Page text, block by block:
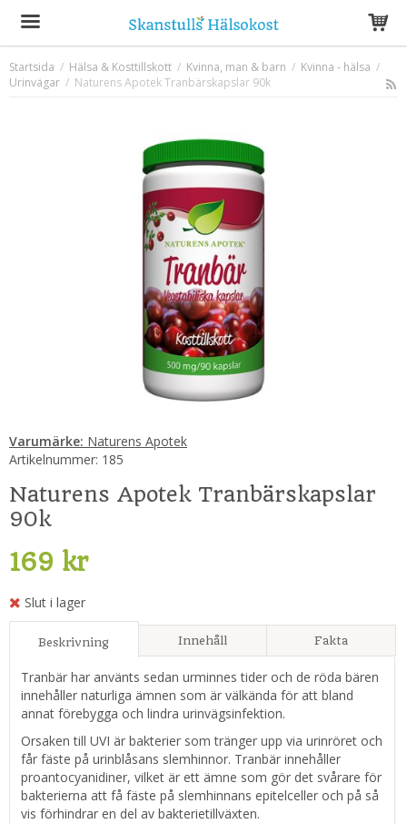
Produkten har blivit tillagd i varukorgen
Startsida / Hälsa & Kosttillskott / Kvinna, man & barn / Kvinna - hälsa /
Urinvägar / Naturens Apotek Tranbärskapslar 90k
Varumärke: Naturens Apotek
Artikelnummer: 185
Naturens Apotek Tranbärskapslar
90k
169 kr
Slut i lager
Beskrivning Innehåll Fakta
Tranbär har använts sedan urminnes tider och de röda bären
innehåller naturliga ämnen som är välkända för att bland
annat förebygga och lindra urinvägsinfektion.
Orsaken till UVI är bakterier som tränger upp via urinröret och
får fäste på urinblåsans slemhinnor. Tranbär innehåller
proantocyanidiner, vilket är ett ämne som gör det svårare för
bakterierna att få fäste på slemhinnans epitelceller och på så
vis förhindrar en del av bakterietillväxten.